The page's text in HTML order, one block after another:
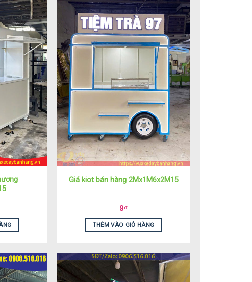
Giá kiot bán hàng 2Mx1M6x2M15
9₫
THÊM VÀO GIỎ HÀNG